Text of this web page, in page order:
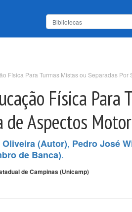
Física Para Turmas Mistas ou Separadas
Física Para
de Aspectos
(Autor), Pedro José
de Banca).
de Campinas (Unicamp)